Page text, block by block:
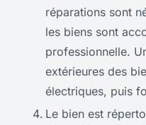
réparations sont
les biens sont
professionnelle.
extérieures des
électriques, puis
Le bien est